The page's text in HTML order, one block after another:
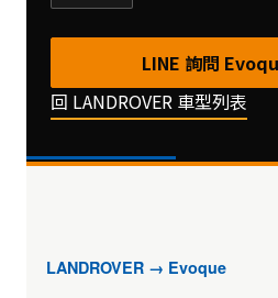
LINE 詢問
回 LANDROVER 車型列表
LANDROVER → Evoque